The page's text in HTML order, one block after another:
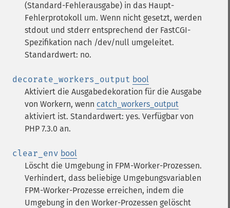
(Standard-Fehlerausgabe) in das Haupt-
Fehlerprotokoll um. Wenn nicht gesetzt, werden
stdout und stderr entsprechend der FastCGI-
Spezifikation nach /dev/null umgeleitet.
Standardwert: no.
decorate_workers_output bool
Aktiviert die Ausgabedekoration für die Ausgabe
von Workern, wenn catch_workers_output
aktiviert ist. Standardwert: yes. Verfügbar von
PHP 7.3.0 an.
clear_env bool
Löscht die Umgebung in FPM-Worker-Prozessen.
Verhindert, dass beliebige Umgebungsvariablen
FPM-Worker-Prozesse erreichen, indem die
Umgebung in den Worker-Prozessen gelöscht